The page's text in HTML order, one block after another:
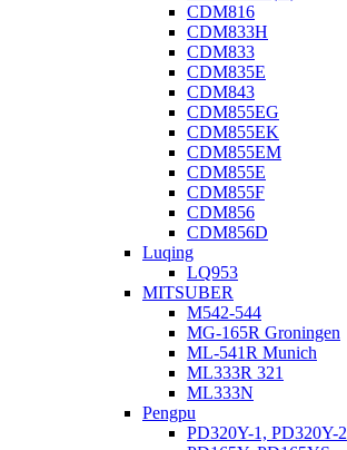
CDM816
CDM833H
CDM833
CDM835E
CDM843
CDM855EG
CDM855EK
CDM855EM
CDM855E
CDM855F
CDM856
CDM856D
Luqing
LQ953
MITSUBER
M542-544
MG-165R Groningen
ML-541R Munich
ML333R 321
ML333N
Pengpu
PD320Y-1, PD320Y-2